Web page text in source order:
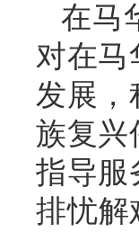
在马
对在马
发展，
族复兴
指导服
排忧解